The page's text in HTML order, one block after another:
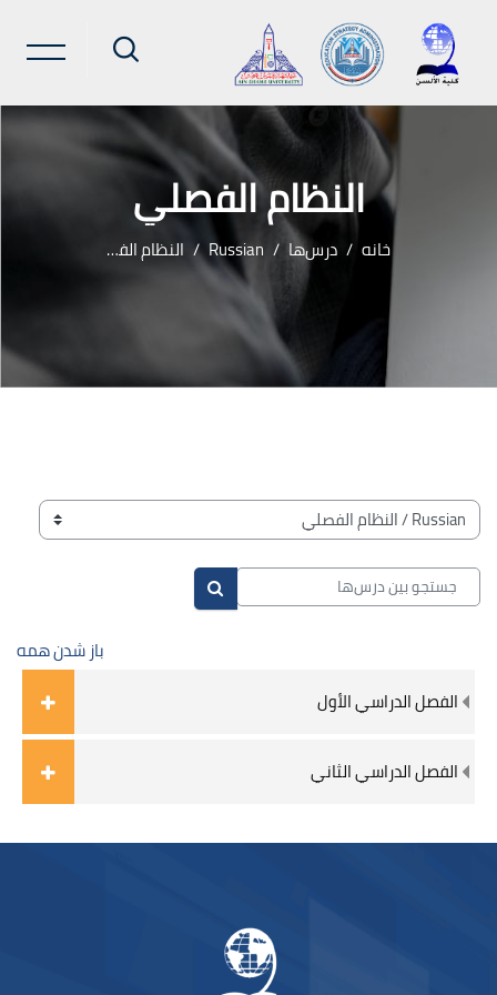
النظام الفصلي
خانه درس‌ها Russian النظام الفصلي
بلوک‌ها
طبقه‌های درسی
جستجو بین درس‌ها
جستجو بین درس‌ها
باز شدن همه
الفصل الدراسي الأول
الفصل الدراسي الثاني
بلوک‌ها